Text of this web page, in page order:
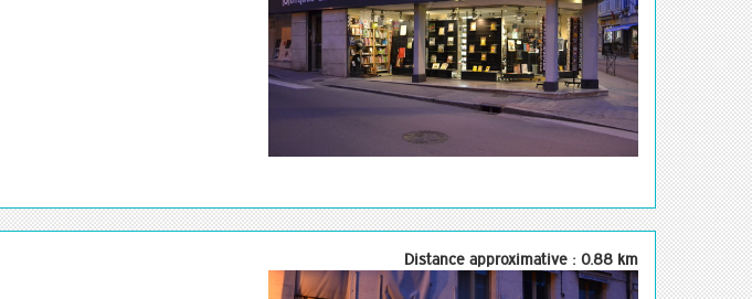
Distance approximative : 0.88 km